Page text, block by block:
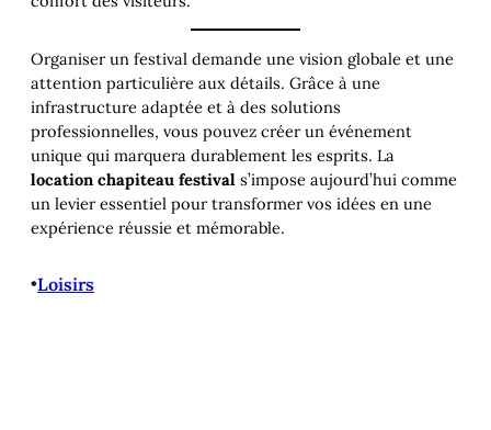
Organiser un festival demande une vision globale et une
attention particulière aux détails. Grâce à une
infrastructure adaptée et à des solutions
professionnelles, vous pouvez créer un événement
unique qui marquera durablement les esprits. La
location chapiteau festival s’impose aujourd’hui comme
un levier essentiel pour transformer vos idées en une
expérience réussie et mémorable.
•Loisirs